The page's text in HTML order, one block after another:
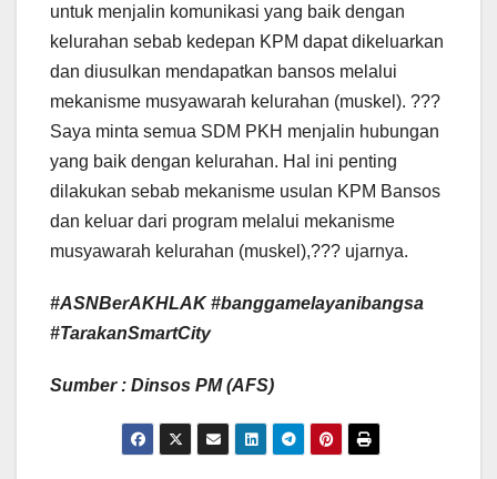
untuk menjalin komunikasi yang baik dengan
kelurahan sebab kedepan KPM dapat dikeluarkan
dan diusulkan mendapatkan bansos melalui
mekanisme musyawarah kelurahan (muskel). ???
Saya minta semua SDM PKH menjalin hubungan
yang baik dengan kelurahan. Hal ini penting
dilakukan sebab mekanisme usulan KPM Bansos
dan keluar dari program melalui mekanisme
musyawarah kelurahan (muskel),??? ujarnya.
#ASNBerAKHLAK #banggamelayanibangsa
#TarakanSmartCity
Sumber : Dinsos PM (AFS)